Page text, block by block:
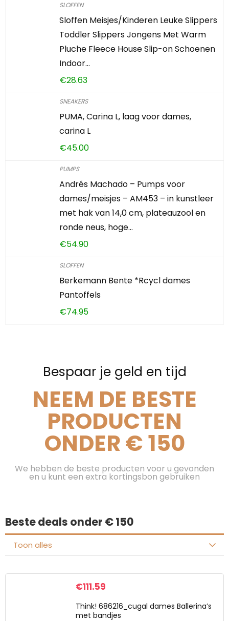
SLOFFEN
Sloffen Meisjes/Kinderen Leuke Slippers
Toddler Slippers Jongens Met Warm
Pluche Fleece House Slip-on Schoenen
Indoor…
€28.63
SNEAKERS
PUMA, Carina L, laag voor dames,
carina L
€45.00
PUMPS
Andrés Machado – Pumps voor
dames/meisjes – AM453 – in kunstleer
met hak van 14,0 cm, plateauzool en
ronde neus, hoge…
€54.90
SLOFFEN
Berkemann Bente *Rcycl dames
Pantoffels
€74.95
Bespaar je geld en tijd
NEEM DE BESTE
PRODUCTEN
ONDER € 150
We hebben de beste producten voor u gevonden
en u kunt een extra kortingsbon gebruiken
Beste deals onder € 150
Toon alles
€111.59
Think! 686216_cugal dames Ballerina’s
met bandjes